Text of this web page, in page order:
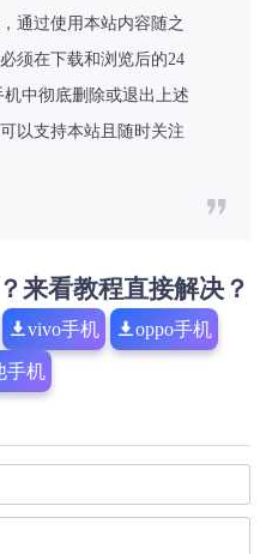
通过使用本站内容随之
须在下载和浏览后的24
中彻底删除或退出上述
以支持本站且随时关注
来看教程直接解决？
vivo手机 oppo手机
手机